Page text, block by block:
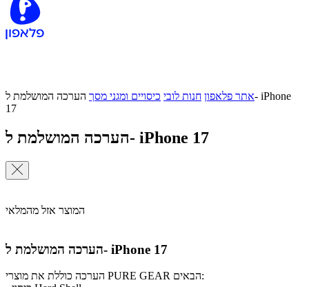
אתר פלאפון חנות לובי כיסויים ומגני מסך הערכה המושלמת ל- iPhone
17
הערכה המושלמת ל- iPhone 17
המוצר אזל מהמלאי
הערכה המושלמת ל- iPhone 17
הערכה כוללת את מוצרי PURE GEAR הבאים: